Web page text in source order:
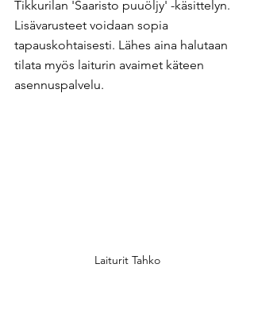
Tikkurilan 'Saaristo puuöljy' -käsittelyn.
Lisävarusteet voidaan sopia
tapauskohtaisesti. Lähes aina halutaan
tilata myös laiturin avaimet käteen
asennuspalvelu. ​
Laiturit Tahko